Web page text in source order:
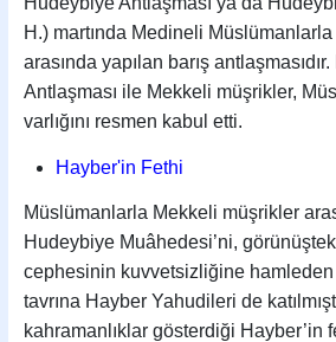
H.) martında Medineli
arasında yapılan barış
Antlaşması ile Mekkeli müşrikler,
varlığını resmen kabul etti.
Hayber'in Fethi
Müslümanlarla Mekkeli müşrikler
Hudeybiye Muâhedesi’ni,
cephesinin kuvvetsizliğine hamleden
tavrına Hayber Yahudileri de
kahramanlıklar gösterdiği Hayber’in